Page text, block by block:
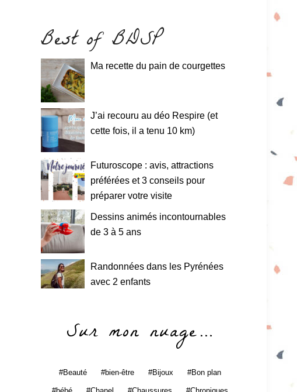
Best of BDSP
Ma recette du pain de courgettes
J’ai recouru au déo Respire (et
cette fois, il a tenu 10 km)
Futuroscope : avis, attractions
préférées et 3 conseils pour
préparer votre visite
Dessins animés incontournables
de 3 à 5 ans
Randonnées dans les Pyrénées
avec 2 enfants
Sur mon nuage…
Beauté bien-être Bijoux Bon plan